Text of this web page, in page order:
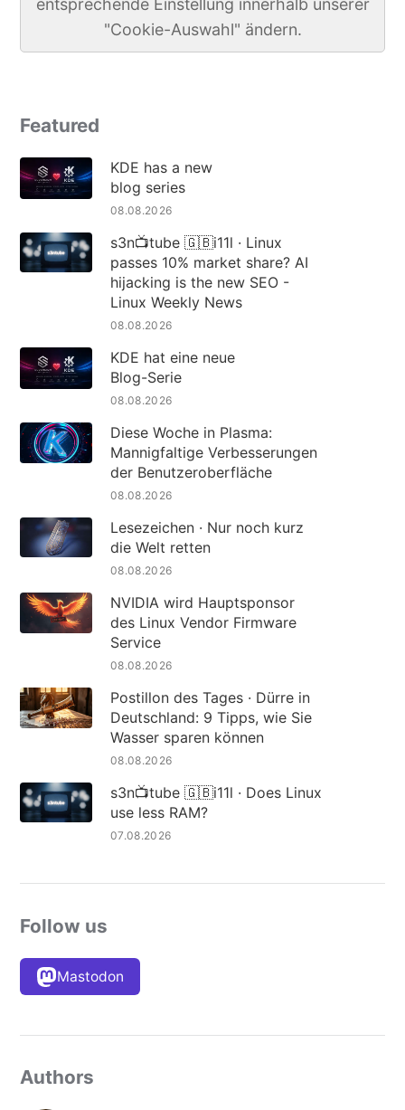
entsprechende Einstellung innerhalb unserer
"Cookie-Auswahl" ändern.
Featured
KDE has a new
blog series
08.08.2026
s3n📺tube 🇬🇧i11l · Linux
passes 10% market share? AI
hijacking is the new SEO -
Linux Weekly News
08.08.2026
KDE hat eine neue
Blog-Serie
08.08.2026
Diese Woche in Plasma:
Mannigfaltige Verbesserungen
der Benutzeroberfläche
08.08.2026
Lesezeichen · Nur noch kurz
die Welt retten
08.08.2026
NVIDIA wird Hauptsponsor
des Linux Vendor Firmware
Service
08.08.2026
Postillon des Tages · Dürre in
Deutschland: 9 Tipps, wie Sie
Wasser sparen können
08.08.2026
s3n📺tube 🇬🇧i11l · Does Linux
use less RAM?
07.08.2026
Follow us
Mastodon
Authors